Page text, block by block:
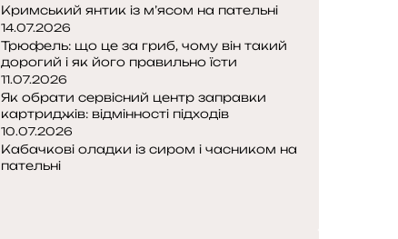
Кримський янтик із м’ясом на пательні
14.07.2026
Трюфель: що це за гриб, чому він такий
дорогий і як його правильно їсти
11.07.2026
Як обрати сервісний центр заправки
картриджів: відмінності підходів
10.07.2026
Кабачкові оладки із сиром і часником на
пательні